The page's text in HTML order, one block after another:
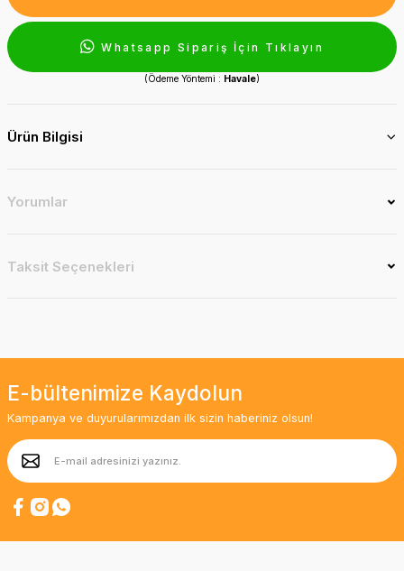
Whatsapp Sipariş İçin Tıklayın
(Ödeme Yöntemi : Havale)
Ürün Bilgisi
Yorumlar
Taksit Seçenekleri
E-bültenimize Kaydolun
Kampanya ve duyurularımızdan ilk sizin haberiniz olsun!